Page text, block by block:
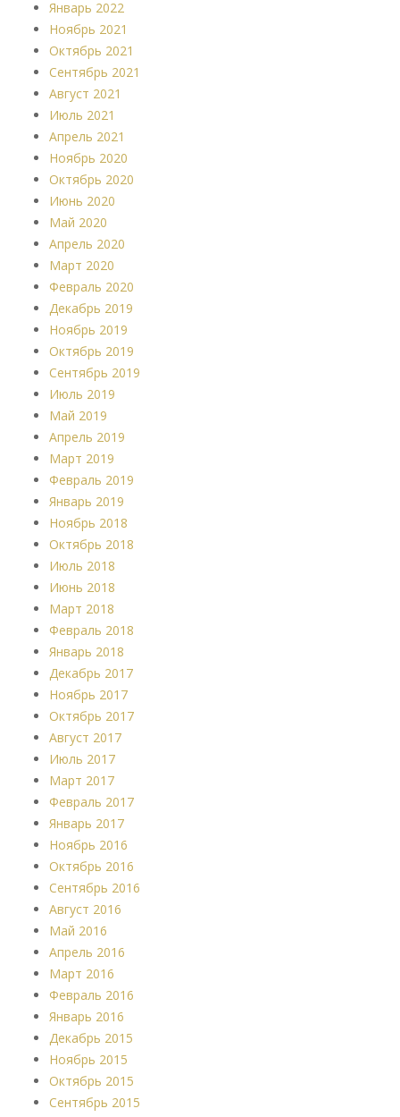
Январь 2022
Ноябрь 2021
Октябрь 2021
Сентябрь 2021
Август 2021
Июль 2021
Апрель 2021
Ноябрь 2020
Октябрь 2020
Июнь 2020
Май 2020
Апрель 2020
Март 2020
Февраль 2020
Декабрь 2019
Ноябрь 2019
Октябрь 2019
Сентябрь 2019
Июль 2019
Май 2019
Апрель 2019
Март 2019
Февраль 2019
Январь 2019
Ноябрь 2018
Октябрь 2018
Июль 2018
Июнь 2018
Март 2018
Февраль 2018
Январь 2018
Декабрь 2017
Ноябрь 2017
Октябрь 2017
Август 2017
Июль 2017
Март 2017
Февраль 2017
Январь 2017
Ноябрь 2016
Октябрь 2016
Сентябрь 2016
Август 2016
Май 2016
Апрель 2016
Март 2016
Февраль 2016
Январь 2016
Декабрь 2015
Ноябрь 2015
Октябрь 2015
Сентябрь 2015